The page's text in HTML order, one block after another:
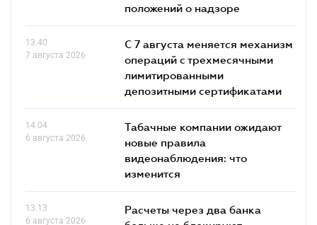
положений о надзоре
13.40
7 августа 2026
С 7 августа меняется механизм
операций с трехмесячными
лимитированными
депозитными сертификатами
14.04
6 августа 2026
Табачные компании ожидают
новые правила
видеонаблюдения: что
изменится
13.13
6 августа 2026
Расчеты через два банка